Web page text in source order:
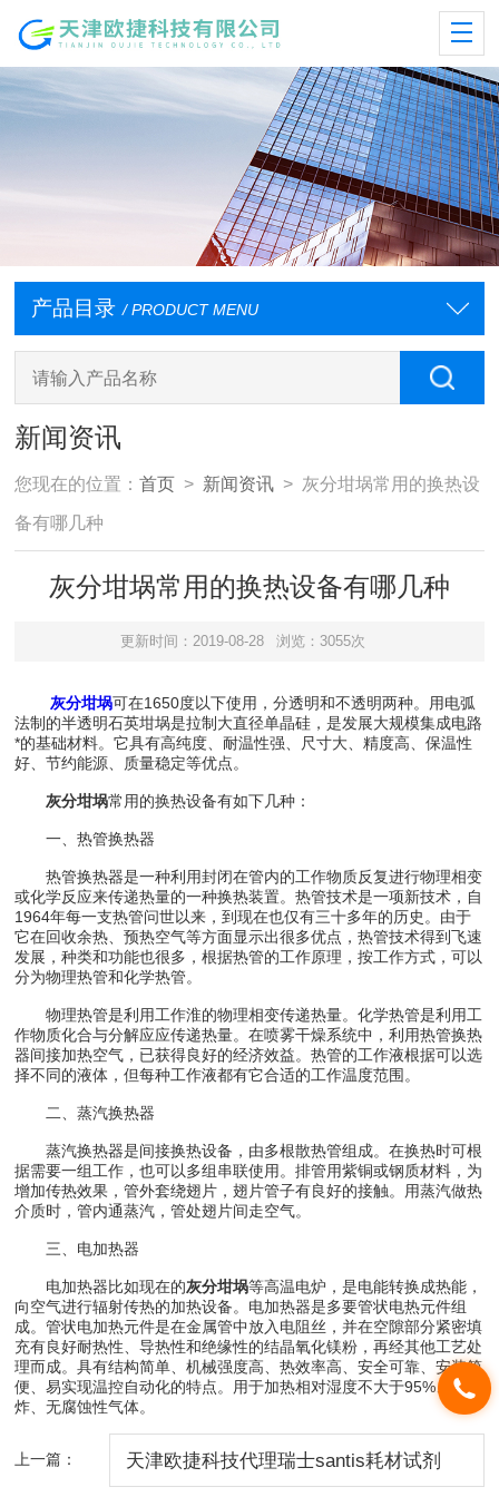
产品目录 / PRODUCT MENU
新闻资讯
您现在的位置：首页 > 新闻资讯 > 灰分坩埚常用的换热设
备有哪几种
灰分坩埚常用的换热设备有哪几种
更新时间：2019-08-28 浏览：3055次
灰分坩埚可在1650度以下使用，分透明和不透明两种。用电弧
法制的半透明石英坩埚是拉制大直径单晶硅，是发展大规模集成电路
*的基础材料。它具有高纯度、耐温性强、尺寸大、精度高、保温性
好、节约能源、质量稳定等优点。
灰分坩埚常用的换热设备有如下几种：
一、热管换热器
热管换热器是一种利用封闭在管内的工作物质反复进行物理相变
或化学反应来传递热量的一种换热装置。热管技术是一项新技术，自
1964年每一支热管问世以来，到现在也仅有三十多年的历史。由于
它在回收余热、预热空气等方面显示出很多优点，热管技术得到飞速
发展，种类和功能也很多，根据热管的工作原理，按工作方式，可以
分为物理热管和化学热管。
物理热管是利用工作淮的物理相变传递热量。化学热管是利用工
作物质化合与分解应应传递热量。在喷雾干燥系统中，利用热管换热
器间接加热空气，已获得良好的经济效益。热管的工作液根据可以选
择不同的液体，但每种工作液都有它合适的工作温度范围。
二、蒸汽换热器
蒸汽换热器是间接换热设备，由多根散热管组成。在换热时可根
据需要一组工作，也可以多组串联使用。排管用紫铜或钢质材料，为
增加传热效果，管外套绕翅片，翅片管子有良好的接触。用蒸汽做热
介质时，管内通蒸汽，管处翅片间走空气。
三、电加热器
电加热器比如现在的灰分坩埚等高温电炉，是电能转换成热能，
向空气进行辐射传热的加热设备。电加热器是多要管状电热元件组
成。管状电加热元件是在金属管中放入电阻丝，并在空隙部分紧密填
充有良好耐热性、导热性和绝缘性的结晶氧化镁粉，再经其他工艺处
理而成。具有结构简单、机械强度高、热效率高、安全可靠、安装简
便、易实现温控自动化的特点。用于加热相对湿度不大于95%、无爆
炸、无腐蚀性气体。
上一篇： 天津欧捷科技代理瑞士santis耗材试剂